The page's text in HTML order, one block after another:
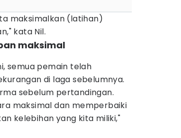
maksimalkan (latihan)
kata Nil.
maksimal
semua pemain telah
di laga sebelumnya.
sebelum pertandingan.
maksimal dan memperbaiki
kelebihan yang kita miliki,"